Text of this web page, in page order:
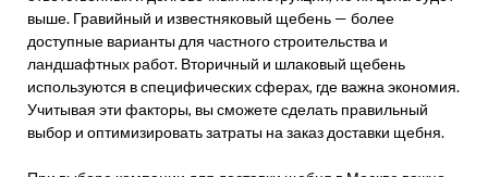
выше. Гравийный и известняковый щебень — более
доступные варианты для частного строительства и
ландшафтных работ. Вторичный и шлаковый щебень
используются в специфических сферах, где важна экономия.
Учитывая эти факторы, вы сможете сделать правильный
выбор и оптимизировать затраты на заказ доставки щебня.